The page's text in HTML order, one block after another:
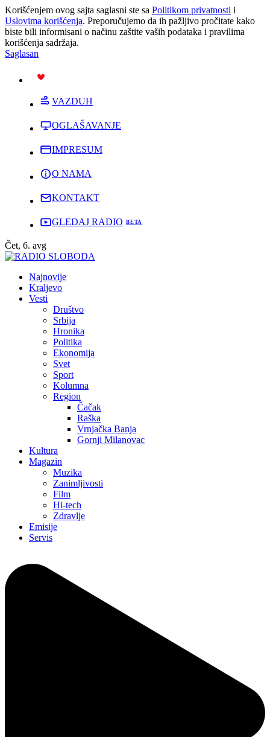
Korišćenjem ovog sajta saglasni ste sa Politikom privatnosti i
Uslovima korišćenja. Preporučujemo da ih pažljivo pročitate kako
biste bili informisani o načinu zaštite vaših podataka i pravilima
korišćenja sadržaja.
Saglasan
VAZDUH
OGLAŠAVANJE
IMPRESUM
O NAMA
KONTAKT
GLEDAJ RADIO
Čet, 6. avg
Najnovije
Kraljevo
Vesti
Društvo
Srbija
Hronika
Politika
Ekonomija
Svet
Sport
Kolumna
Region
Čačak
Raška
Vrnjačka Banja
Gornji Milanovac
Kultura
Magazin
Muzika
Zanimljivosti
Film
Hi-tech
Zdravlje
Emisije
Servis